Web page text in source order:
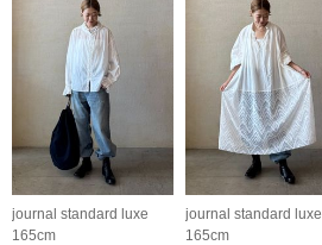
journal standard luxe
165cm
journal standard luxe
165cm